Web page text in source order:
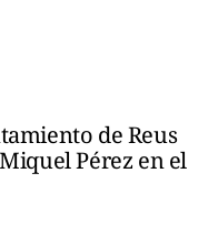
de Reus
Pérez en el